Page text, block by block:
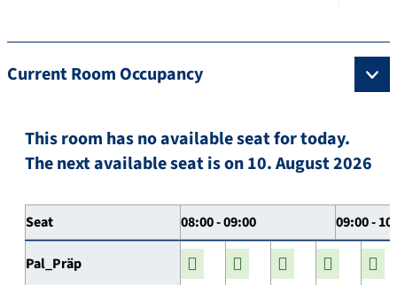
Current Room Occupancy
This room has no available seat for today.
The next available seat is on 10. August 2026
Seat 08:00 - 09:00 09:00 -
Pal_Präp